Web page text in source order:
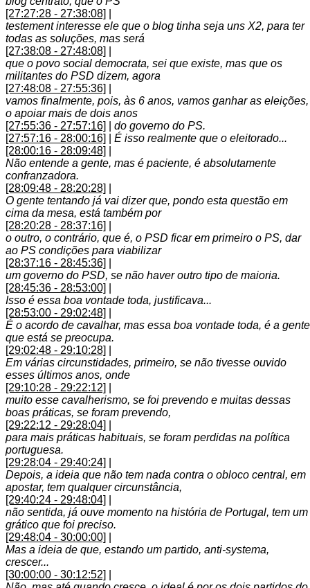
[27:27:28 - 27:38:08]
testement interesse ele que o blog tinha seja uns X2, para ter
todas as soluções, mas será
[27:38:08 - 27:48:08]
que o povo social democrata, sei que existe, mas que os
militantes do PSD dizem, agora
[27:48:08 - 27:55:36]
vamos finalmente, pois, às 6 anos, vamos ganhar as eleições,
o apoiar mais de dois anos
[27:55:36 - 27:57:16]
do governo do PS.
[27:57:16 - 28:00:16]
É isso realmente que o eleitorado...
[28:00:16 - 28:09:48]
Não entende a gente, mas é paciente, é absolutamente
confranzadora.
[28:09:48 - 28:20:28]
O gente tentando já vai dizer que, pondo esta questão em
cima da mesa, está também por
[28:20:28 - 28:37:16]
o outro, o contrário, que é, o PSD ficar em primeiro o PS, dar
ao PS condições para viabilizar
[28:37:16 - 28:45:36]
um governo do PSD, se não haver outro tipo de maioria.
[28:45:36 - 28:53:00]
Isso é essa boa vontade toda, justificava...
[28:53:00 - 29:02:48]
É o acordo de cavalhar, mas essa boa vontade toda, é a gente
que está se preocupa.
[29:02:48 - 29:10:28]
Em várias circunstidades, primeiro, se não tivesse ouvido
esses últimos anos, onde
[29:10:28 - 29:22:12]
muito esse cavalherismo, se foi prevendo e muitas dessas
boas práticas, se foram prevendo,
[29:22:12 - 29:28:04]
para mais práticas habituais, se foram perdidas na política
portuguesa.
[29:28:04 - 29:40:24]
Depois, a ideia que não tem nada contra o obloco central, em
apostar, tem qualquer circunstância,
[29:40:24 - 29:48:04]
não sentida, já ouve momento na história de Portugal, tem um
grático que foi preciso.
[29:48:04 - 30:00:00]
Mas a ideia de que, estando um partido, anti-systema,
crescer...
[30:00:00 - 30:12:52]